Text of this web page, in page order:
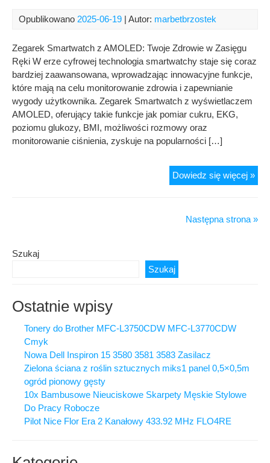
Opublikowano 2025-06-19 | Autor: marbetbrzostek
Zegarek Smartwatch z AMOLED: Twoje Zdrowie w Zasięgu
Ręki W erze cyfrowej technologia smartwatchy staje się coraz
bardziej zaawansowana, wprowadzając innowacyjne funkcje,
które mają na celu monitorowanie zdrowia i zapewnianie
wygody użytkownika. Zegarek Smartwatch z wyświetlaczem
AMOLED, oferujący takie funkcje jak pomiar cukru, EKG,
poziomu glukozy, BMI, możliwości rozmowy oraz
monitorowanie ciśnienia, zyskuje na popularności […]
Dowiedz się więcej »
Następna strona »
Szukaj
Szukaj
Ostatnie wpisy
Tonery do Brother MFC-L3750CDW MFC-L3770CDW
Cmyk
Nowa Dell Inspiron 15 3580 3581 3583 Zasilacz
Zielona ściana z roślin sztucznych miks1 panel 0,5×0,5m
ogród pionowy gęsty
10x Bambusowe Nieuciskowe Skarpety Męskie Stylowe
Do Pracy Robocze
Pilot Nice Flor Era 2 Kanałowy 433.92 MHz FLO4RE